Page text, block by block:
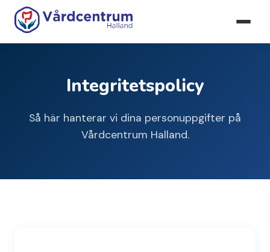
Integritetspolicy
Så här hanterar vi dina personuppgifter på
Vårdcentrum Halland.